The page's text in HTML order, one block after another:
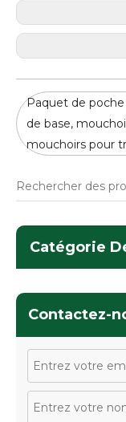
Paquet de
de base,
mouchoirs pour
Catégorie
Contactez-